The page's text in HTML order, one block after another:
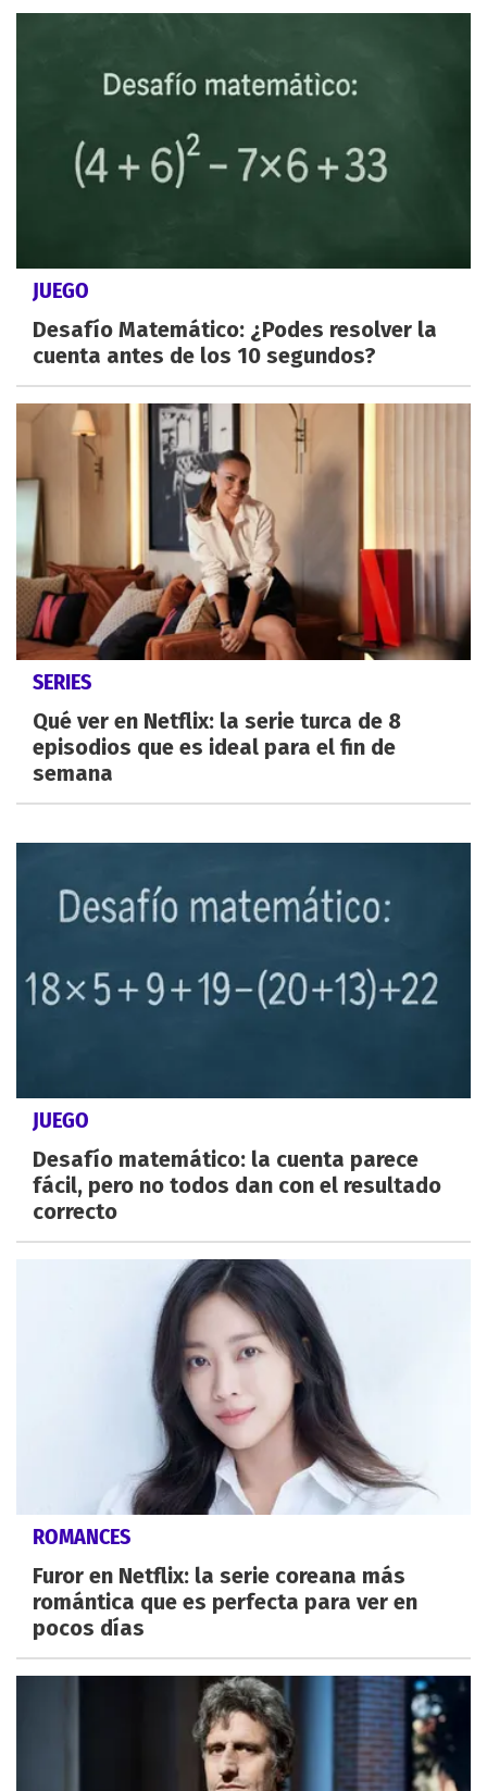
JUEGO
Desafío Matemático: ¿Podes resolver la
cuenta antes de los 10 segundos?
SERIES
Qué ver en Netflix: la serie turca de 8
episodios que es ideal para el fin de
semana
JUEGO
Desafío matemático: la cuenta parece
fácil, pero no todos dan con el resultado
correcto
ROMANCES
Furor en Netflix: la serie coreana más
romántica que es perfecta para ver en
pocos días